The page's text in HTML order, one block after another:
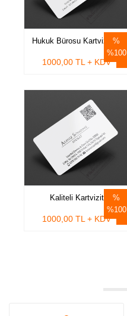
%100
Hukuk Bürosu Kartvizitleri
1000,00 TL + KDV
%100
Kaliteli Kartvizit
1000,00 TL + KDV